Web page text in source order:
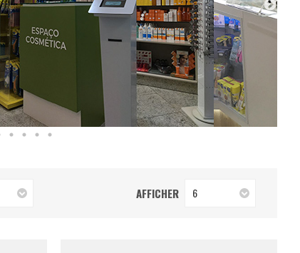
AFFICHER 6